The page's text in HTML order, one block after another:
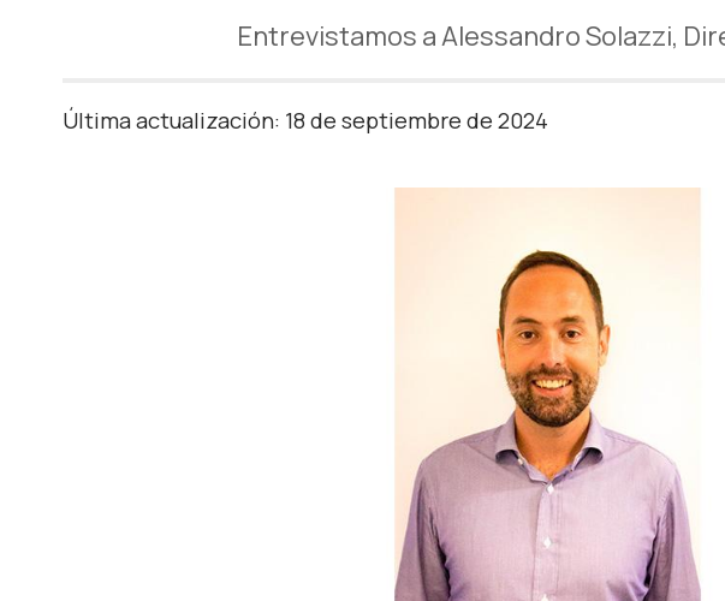
Entrevistamos a Alessandro Solazzi,
Última actualización: 18 de septiembre de 2024